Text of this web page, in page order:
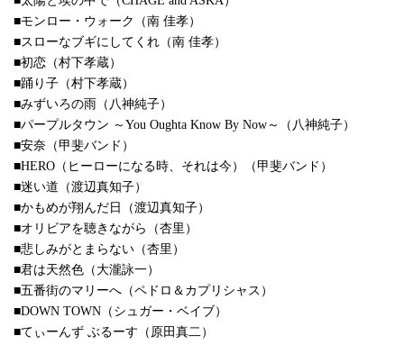
■モンロー・ウォーク（南 佳孝）
■スローなブギにしてくれ（南 佳孝）
■初恋（村下孝蔵）
■踊り子（村下孝蔵）
■みずいろの雨（八神純子）
■パープルタウン ～You Oughta Know By Now～（八神純子）
■安奈（甲斐バンド）
■HERO（ヒーローになる時、それは今）（甲斐バンド）
■迷い道（渡辺真知子）
■かもめが翔んだ日（渡辺真知子）
■オリビアを聴きながら（杏里）
■悲しみがとまらない（杏里）
■君は天然色（大瀧詠一）
■五番街のマリーへ（ペドロ＆カプリシャス）
■DOWN TOWN（シュガー・ベイブ）
■てぃーんず ぶるーす（原田真二）